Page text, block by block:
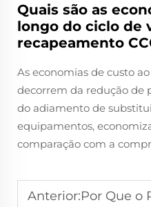
Quais são as
longo do ciclo de
recapeamento
As economias de custo
decorrem da redução de
do adiamento de
equipamentos,
comparação com a
Anterior:Por Que o Revestimento CCO